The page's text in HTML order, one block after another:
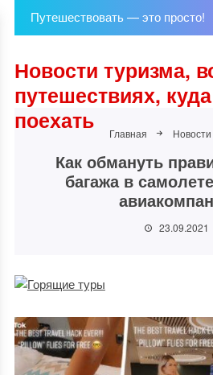
Путешествовать — это просто!
Новости туризма,
путешествиях, куда
поехать
Главная
Как обмануть
багажа в
23.09.2021